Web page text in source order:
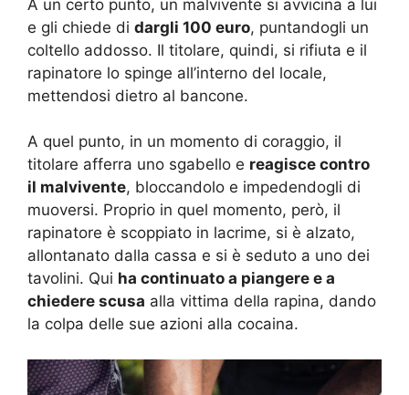
A un certo punto, un malvivente si avvicina a lui
e gli chiede di dargli 100 euro, puntandogli un
coltello addosso. Il titolare, quindi, si rifiuta e il
rapinatore lo spinge all’interno del locale,
mettendosi dietro al bancone.
A quel punto, in un momento di coraggio, il
titolare afferra uno sgabello e reagisce contro
il malvivente, bloccandolo e impedendogli di
muoversi. Proprio in quel momento, però, il
rapinatore è scoppiato in lacrime, si è alzato,
allontanato dalla cassa e si è seduto a uno dei
tavolini. Qui ha continuato a piangere e a
chiedere scusa alla vittima della rapina, dando
la colpa delle sue azioni alla cocaina.